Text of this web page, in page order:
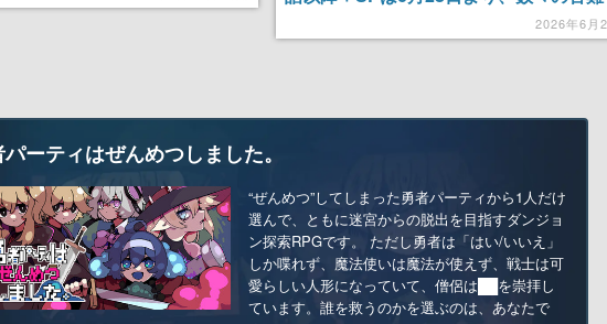
を乗り越えた果てに「彼女」を救うこ
2026年6月
パーティはぜんめつしました。
“ぜんめつ”してしまった勇者パーティから1人だけ
選んで、ともに迷宮からの脱出を目指すダンジョ
ン探索RPGです。 ただし勇者は「はい/いいえ」
しか喋れず、魔法使いは魔法が使えず、戦士は可
愛らしい人形になっていて、僧侶は██を崇拝し
ています。誰を救うのかを選ぶのは、あなたで